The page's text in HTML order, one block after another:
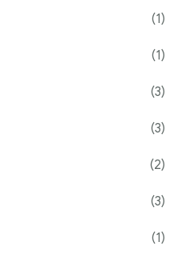
(1)
(1)
(3)
(3)
(2)
(3)
(1)